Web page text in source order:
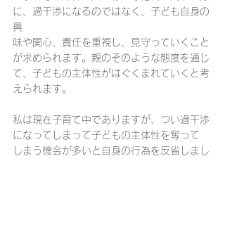
に、過干渉になるのではなく、子ども自身の
興
味や関心、責任を重視し、見守っていくこと
が求められます。親のそのような態度を通じ
て、子どもの主体性がはぐくまれていくと考
えられます。
私は現在子育て中でありますが、つい過干渉
になってしまって子どもの主体性を奪って
しまう機会が多いと自身の行為を反省しまし